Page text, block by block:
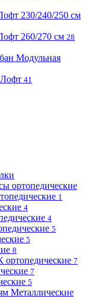
230/240/250 см
260/270 см 28
Модульная
41
ортопедические
1
4
4
5
5
8
7
7
5
Металлические